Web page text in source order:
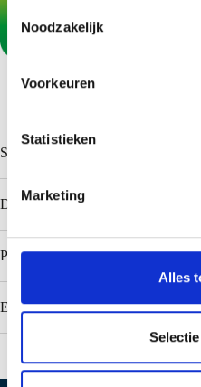
T
e
m
i
n
l
e
t
Noodzakelijk
Voorkeuren
Statistieken
Marketing
Alles
Specificaties
Downloads
Populaire kleuren Colorcoat PE
Eigenschappen